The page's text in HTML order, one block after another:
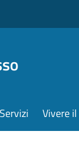
Servizi Vivere